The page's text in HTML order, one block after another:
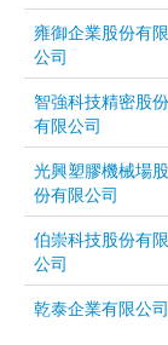
雍御企業股份有限
公司
智強科技精密股份
有限公司
光興塑膠機械場股
份有限公司
伯崇科技股份有限
公司
乾泰企業有限公司